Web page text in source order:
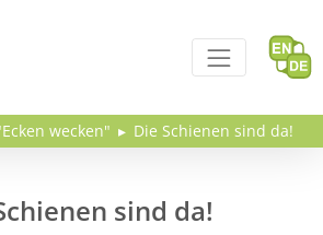
wecken" Die Schienen sind da!
sind da!